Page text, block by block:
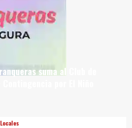
suma al Club de
Locales